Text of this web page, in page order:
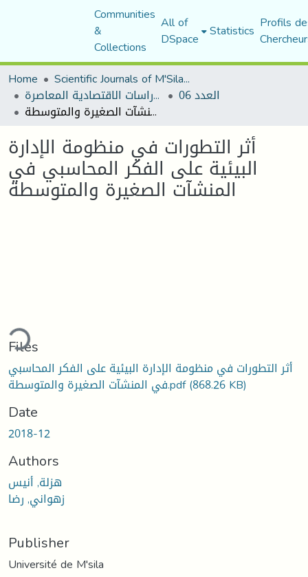
Communities
&
Collections
All of
DSpace Statistics Profils
Home
Scientific Journals of M'Sila University
مجلة الدراسات الاقتصادية المعاصرة العدد 06
أثر التطورات في منظومة الإدارة البيئية على الفكر المحاسبي في المنشآت الصغيرة والمتوسطة
أثر التطورات في منظومة الإدارة
البيئية على الفكر المحاسبي في
المنشآت الصغيرة والمتوسطة
Files
أثر التطورات في منظومة الإدارة البيئية على الفكر المحاسبي
في المنشآت الصغيرة والمتوسطة.pdf(868.26 KB)
Date
2018-12
Authors
هزلة, أنيس
زهواني, رضا
Publisher
Université de M'sila